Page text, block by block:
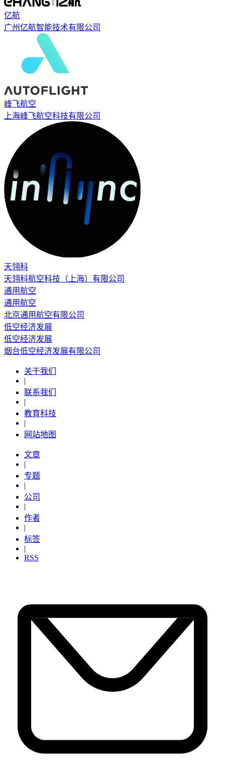
亿航
广州亿航智能技术有限公司
峰飞航空
上海峰飞航空科技有限公司
天翎科
天翎科航空科技（上海）有限公司
通用航空
通用航空
北京通用航空有限公司
低空经济发展
低空经济发展
烟台低空经济发展有限公司
关于我们
|
联系我们
|
教育科技
|
网站地图
文章
|
专题
|
公司
|
作者
|
标签
|
RSS